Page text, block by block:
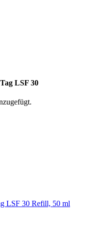
LSF 30
LSF 30 Refill, 50 ml